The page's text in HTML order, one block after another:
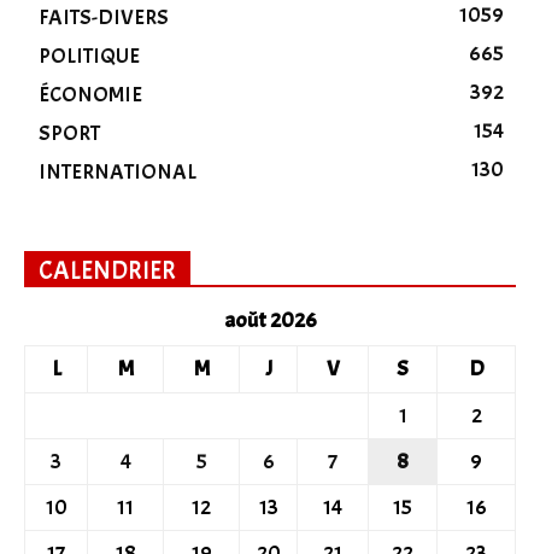
FAITS-DIVERS
1059
POLITIQUE
665
ÉCONOMIE
392
SPORT
154
INTERNATIONAL
130
CALENDRIER
août 2026
L
M M J V S
D
1
2
3
4 5 6 7 8
9
10
11 12 13 14 15
16